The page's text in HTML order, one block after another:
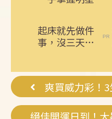
起床就先做件
事，沒三天小
小！